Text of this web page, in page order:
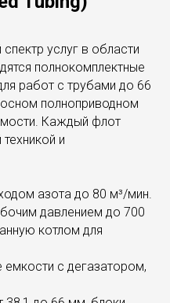
услуг в области
полнокомплектные
работ с трубами до 66
полноприводном
Каждый флот
и
азота до 80 м³/мин.
давлением до 700
котлом для
с дегазатором,